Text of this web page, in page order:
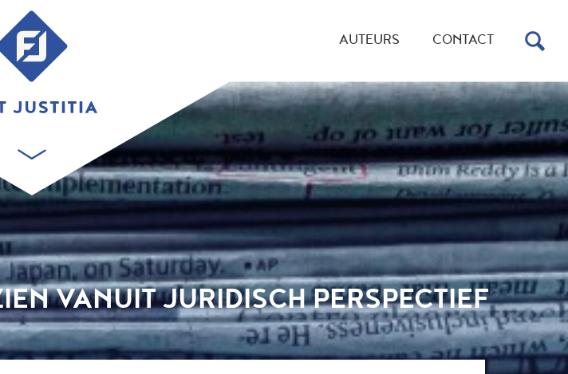
AUTEURS CONTACT
VANUIT JURIDISCH PERSPECTIEF